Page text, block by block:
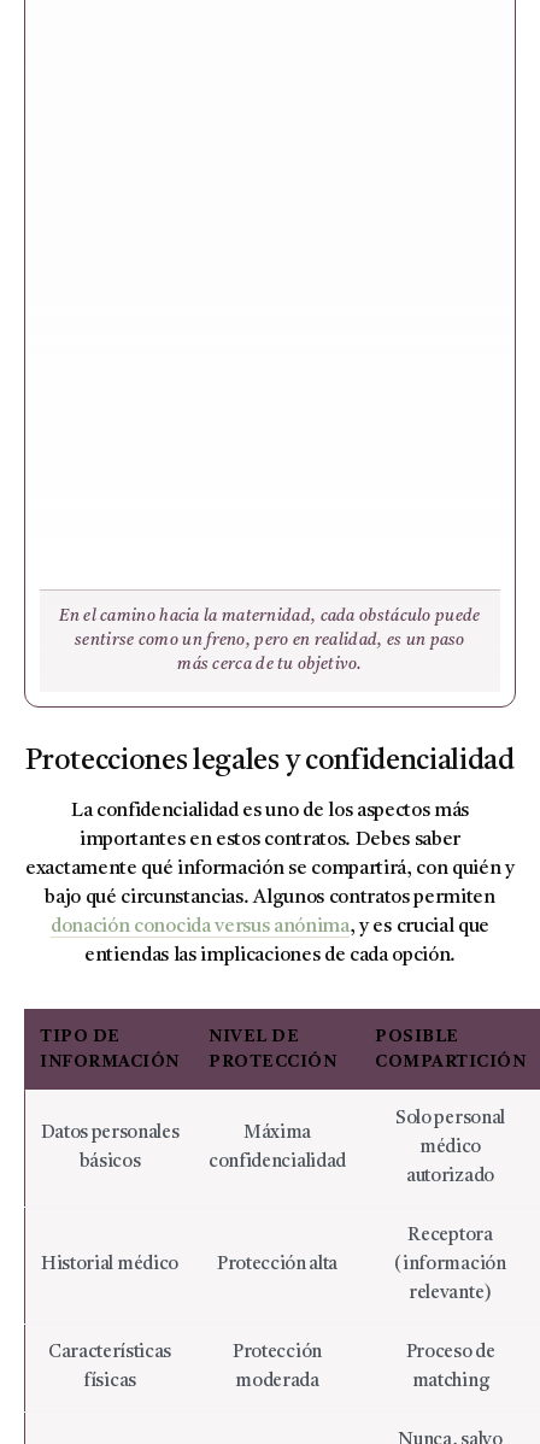
En el camino hacia la maternidad, cada obstáculo puede
sentirse como un freno, pero en realidad, es un paso
más cerca de tu objetivo.
Protecciones legales y confidencialidad
La confidencialidad es uno de los aspectos más
importantes en estos contratos. Debes saber
exactamente qué información se compartirá, con quién y
bajo qué circunstancias. Algunos contratos permiten
donación conocida versus anónima, y es crucial que
entiendas las implicaciones de cada opción.
TIPO DE
INFORMACIÓN
NIVEL DE
PROTECCIÓN
POSIBLE
COMPARTICIÓN
Datos personales
básicos
Máxima
confidencialidad
Solo personal
médico
autorizado
Historial médico Protección alta
Receptora
(información
relevante)
Características
físicas
Protección
moderada
Proceso de
matching